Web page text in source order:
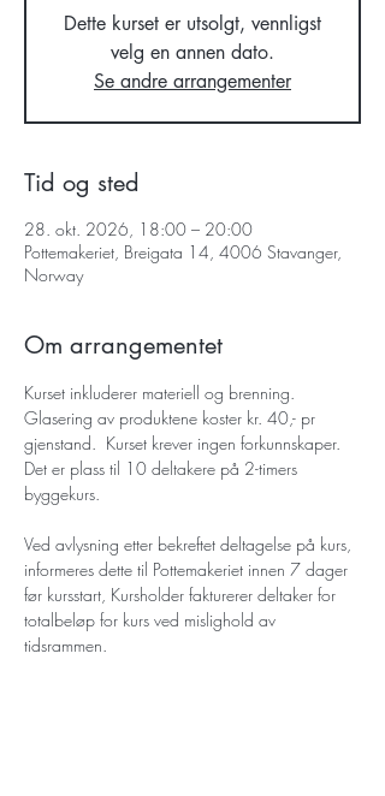
Dette kurset er utsolgt, vennligst
velg en annen dato.
Se andre arrangementer
Tid og sted
28. okt. 2026, 18:00 – 20:00
Pottemakeriet, Breigata 14, 4006 Stavanger,
Norway
Om arrangementet
Kurset inkluderer materiell og brenning.
Glasering av produktene koster kr. 40,- pr
gjenstand.  Kurset krever ingen forkunnskaper.
Det er plass til 10 deltakere på 2-timers
byggekurs.
Ved avlysning etter bekreftet deltagelse på kurs,
informeres dette til Pottemakeriet innen 7 dager
før kursstart, Kursholder fakturerer deltaker for
totalbeløp for kurs ved mislighold av
tidsrammen.